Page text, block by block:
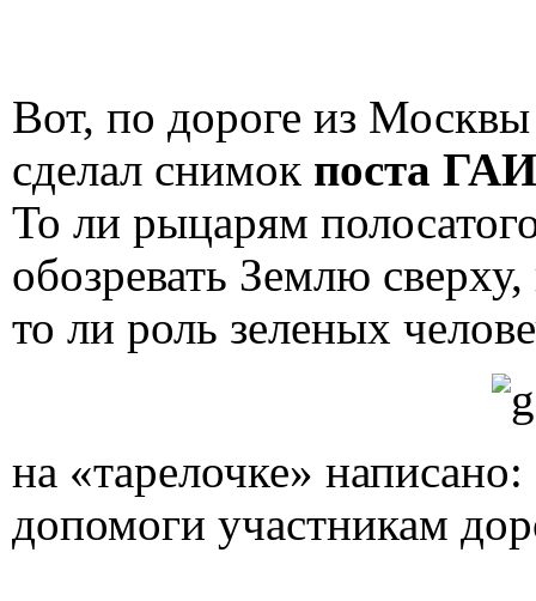
Вот, по дороге из
сделал снимок поста
То ли рыцарям
обозревать Землю
то ли роль зеленых
на «тарелочке»
допомоги участникам